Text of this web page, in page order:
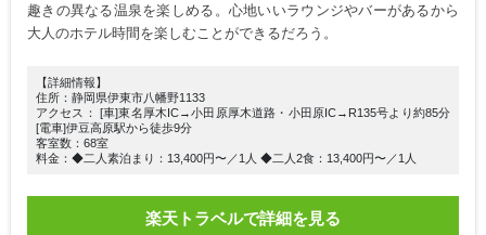
趣きの異なる温泉を楽しめる。心地いいラウンジやバーがあるから
大人のホテル時間を楽しむことができるだろう。
【詳細情報】
住所：静岡県伊東市八幡野1133
アクセス： [車]東名厚木IC→小田原厚木道路・小田原IC→R135号より約85分
[電車]伊豆高原駅から徒歩9分
客室数：68室
料金：◆二人素泊まり：13,400円〜／1人 ◆二人2食：13,400円〜／1人
楽天トラベルで詳細を見る